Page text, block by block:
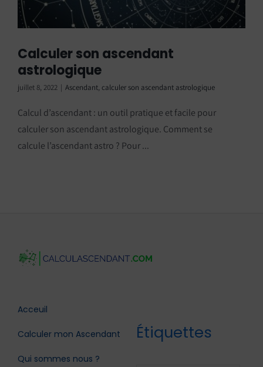
Calculer son ascendant
astrologique
juillet 8, 2022 | Ascendant, calculer son ascendant astrologique
Calcul d’ascendant : un outil pratique et facile pour
calculer son ascendant astrologique. Comment se
calcule l’ascendant astro ? Pour ...
Acceuil
Calculer mon Ascendant
Qui sommes nous ?
Étiquettes